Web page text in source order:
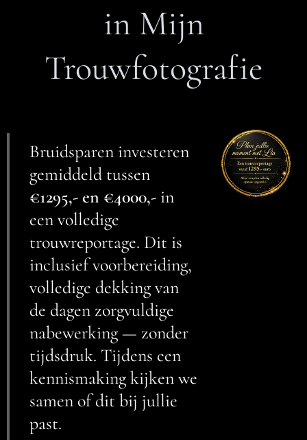
in Mijn
Trouwfotografie
Bruidsparen investeren
gemiddeld tussen
€1295,- en €4000,- in
een volledige
trouwreportage. Dit is
inclusief voorbereiding,
volledige dekking van
de dagen zorgvuldige
nabewerking — zonder
tijdsdruk. Tijdens een
kennismaking kijken we
samen of dit bij jullie
past.